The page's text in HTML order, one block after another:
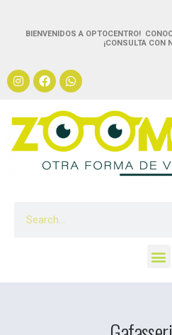
BIENVENIDOS A OPTOCENTRO!
¡CONSULTA CON